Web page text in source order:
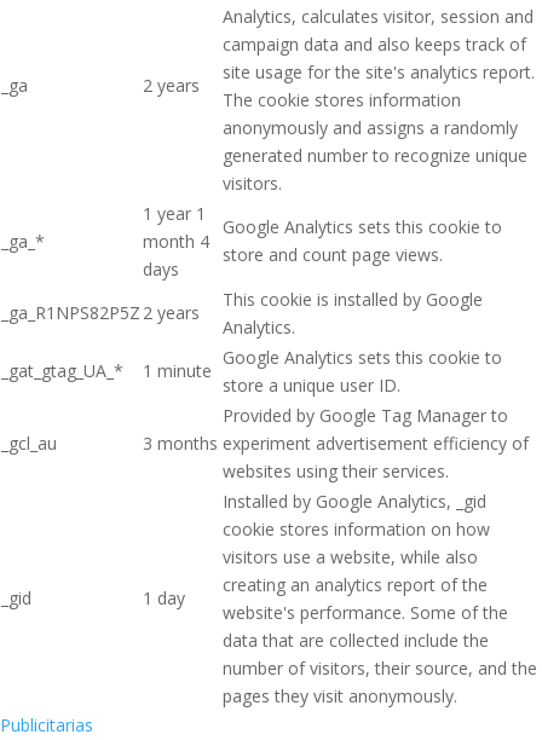
_ga 2 years
Analytics, calculates visitor, session and
campaign data and also keeps track of
site usage for the site's analytics report.
The cookie stores information
anonymously and assigns a randomly
generated number to recognize unique
visitors.
_ga_*
1 year 1
month 4
days
Google Analytics sets this cookie to
store and count page views.
_ga_R1NPS82P5Z 2 years
This cookie is installed by Google
Analytics.
_gat_gtag_UA_*
1 minute
Google Analytics sets this cookie to
store a unique user ID.
_gcl_au 3 months
Provided by Google Tag Manager to
experiment advertisement efficiency of
websites using their services.
_gid 1 day
Installed by Google Analytics, _gid
cookie stores information on how
visitors use a website, while also
creating an analytics report of the
website's performance. Some of the
data that are collected include the
number of visitors, their source, and the
pages they visit anonymously.
Publicitarias